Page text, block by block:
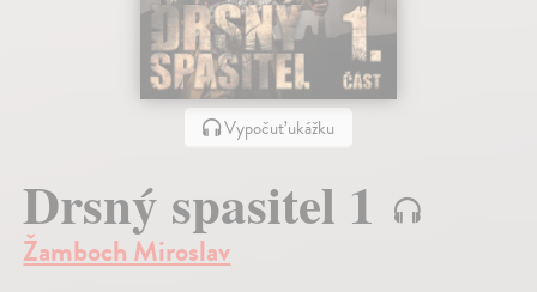
Vypočuť ukážku
Drsný spasitel 1
Žamboch Miroslav